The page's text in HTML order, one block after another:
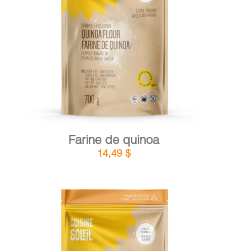
AJOUTER AU PANIER
Farine de quinoa
14,49 $